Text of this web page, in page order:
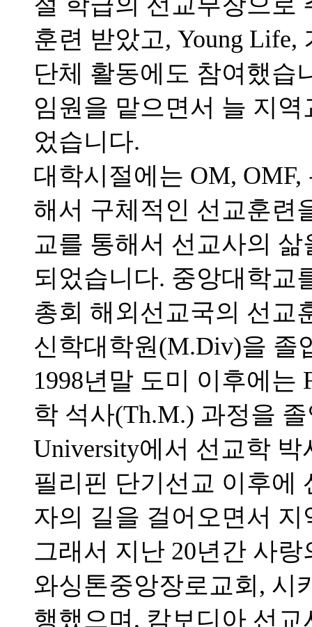
훈련 받았고, Young
단체 활동에도 참여했습
임원을 맡으면서 늘 지
었습니다.
대학시절에는 OM,
해서 구체적인 선교훈련
교를 통해서 선교사의
되었습니다. 중앙대학교
총회 해외선교국의 선교
신학대학원(M.Div)을 졸
1998년말 도미 이후에는
학 석사(Th.M.) 과정을
University에서 선교학
필리핀 단기선교 이후에
자의 길을 걸어오면서
그래서 지난 20년간 사
와싱톤중앙장로교회, 시
행했으며, 캄보디아 선